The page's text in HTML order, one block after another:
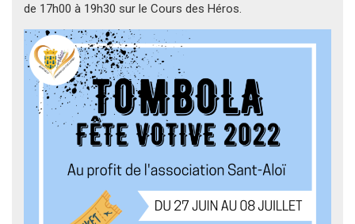
de 17h00 à 19h30 sur le Cours des Héros.